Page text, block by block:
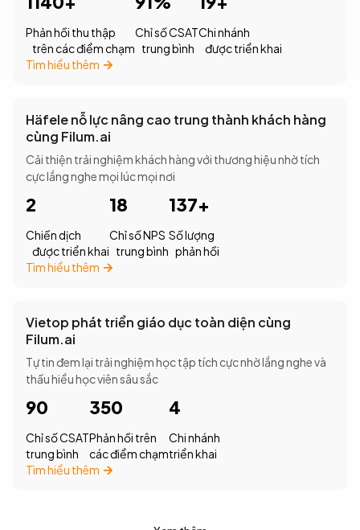
Phản hồi thu thập
trên các điểm chạm
Chỉ số CSAT
trung bình
Chi nhánh
được triển khai
Tìm hiểu thêm
Häfele nỗ lực nâng cao trung thành khách hàng
cùng Filum.ai
Cải thiện trải nghiệm khách hàng với thương hiệu nhờ tích
cực lắng nghe mọi lúc mọi nơi
2
Chiến dịch
được triển khai
18
Chỉ số NPS
trung bình
137+
Số lượng
phản hồi
Tìm hiểu thêm
Vietop phát triển giáo dục toàn diện cùng
Filum.ai
Tự tin đem lại trải nghiệm học tập tích cực nhờ lắng nghe và
thấu hiểu học viên sâu sắc
90
Chỉ số CSAT
trung bình
350
Phản hồi trên
các điểm chạm
4
Chi nhánh
triển khai
Tìm hiểu thêm